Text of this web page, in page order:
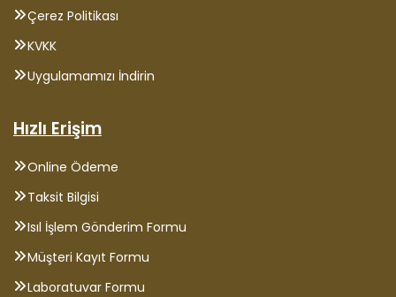
Çerez Politikası
KVKK
Uygulamamızı İndirin
Hızlı Erişim
Online Ödeme
Taksit Bilgisi
Isıl İşlem Gönderim Formu
Müşteri Kayıt Formu
Laboratuvar Formu